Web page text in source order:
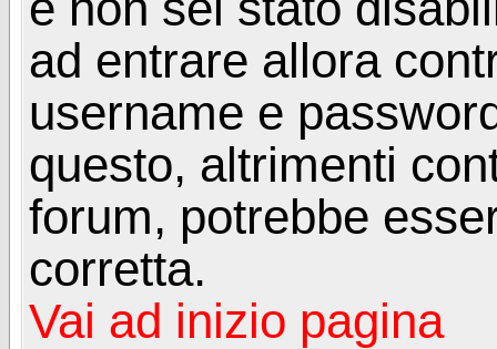
ad entrare allora
username e
questo, altrimenti
forum, potrebbe
corretta.
Vai ad inizio pagina